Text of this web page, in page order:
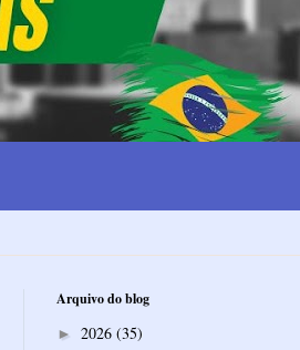
Arquivo do blog
► 2026 (35)